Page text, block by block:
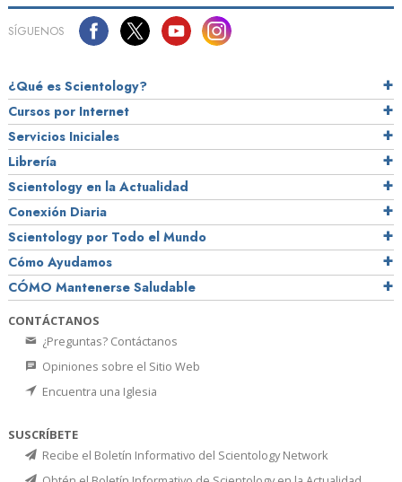
SÍGUENOS
¿Qué es Scientology?
Cursos por Internet
Servicios Iniciales
Librería
Scientology en la Actualidad
Conexión Diaria
Scientology por Todo el Mundo
Cómo Ayudamos
CÓMO Mantenerse Saludable
CONTÁCTANOS
¿Preguntas? Contáctanos
Opiniones sobre el Sitio Web
Encuentra una Iglesia
SUSCRÍBETE
Recibe el Boletín Informativo del Scientology Network